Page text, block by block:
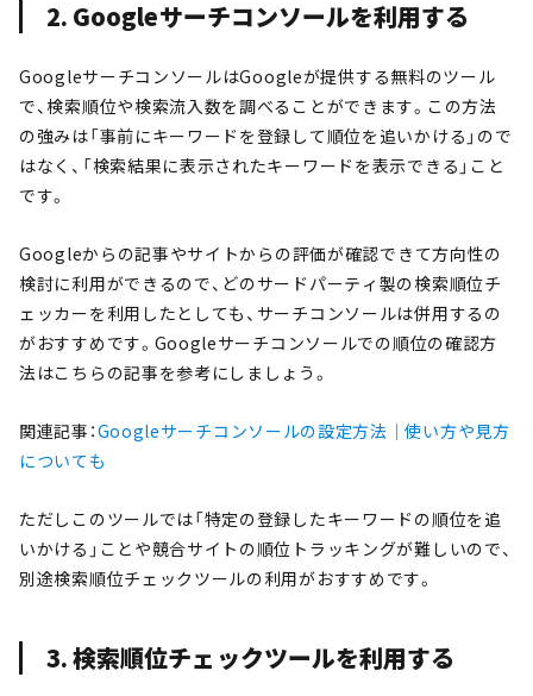
2. Googleサーチコンソールを利用する
GoogleサーチコンソールはGoogleが提供する無料のツール
で、検索順位や検索流入数を調べることができます。この方法
の強みは「事前にキーワードを登録して順位を追いかける」ので
はなく、「検索結果に表示されたキーワードを表示できる」こと
です。
Googleからの記事やサイトからの評価が確認できて方向性の
検討に利用ができるので、どのサードパーティ製の検索順位チ
ェッカーを利用したとしても、サーチコンソールは併用するの
がおすすめです。Googleサーチコンソールでの順位の確認方
法はこちらの記事を参考にしましょう。
関連記事：Googleサーチコンソールの設定方法｜使い方や見方
についても
ただしこのツールでは「特定の登録したキーワードの順位を追
いかける」ことや競合サイトの順位トラッキングが難しいので、
別途検索順位チェックツールの利用がおすすめです。
3. 検索順位チェックツールを利用する